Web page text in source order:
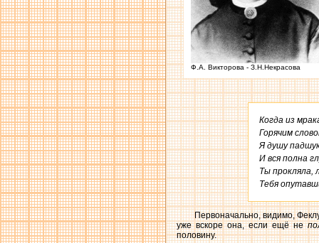
Ф.А. Викторова - З.Н.Некрасова
Когда из
Горячим
Я душу
И вся полна
Ты прокляла,
Тебя
Первоначально, видимо,
уже вскоре она, если ещё не
половину.